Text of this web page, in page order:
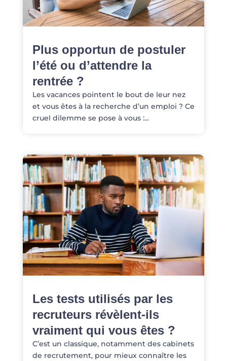
Plus opportun de postuler
l’été ou d’attendre la
rentrée ?
Les vacances pointent le bout de leur nez
et vous êtes à la recherche d’un emploi ? Ce
cruel dilemme se pose à vous :...
Les tests utilisés par les
recruteurs révèlent-ils
vraiment qui vous êtes ?
C’est un classique, notamment des cabinets
de recrutement, pour mieux connaître les